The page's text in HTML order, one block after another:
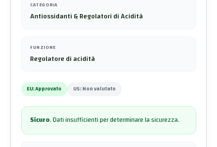
CATEGORIA
Antiossidanti & Regolatori di Acidità
FUNZIONE
Regolatore di acidità
EU:Approvato US:Non valutato
Sicuro.Dati insufficienti per determinare la sicurezza.